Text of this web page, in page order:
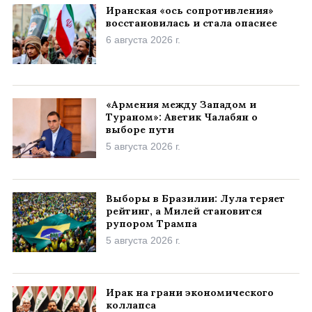
Иранская «ось сопротивления»
восстановилась и стала опаснее
6 августа 2026 г.
«Армения между Западом и
Тураном»: Аветик Чалабян о
выборе пути
5 августа 2026 г.
Выборы в Бразилии: Лула теряет
рейтинг, а Милей становится
рупором Трампа
5 августа 2026 г.
Ирак на грани экономического
коллапса